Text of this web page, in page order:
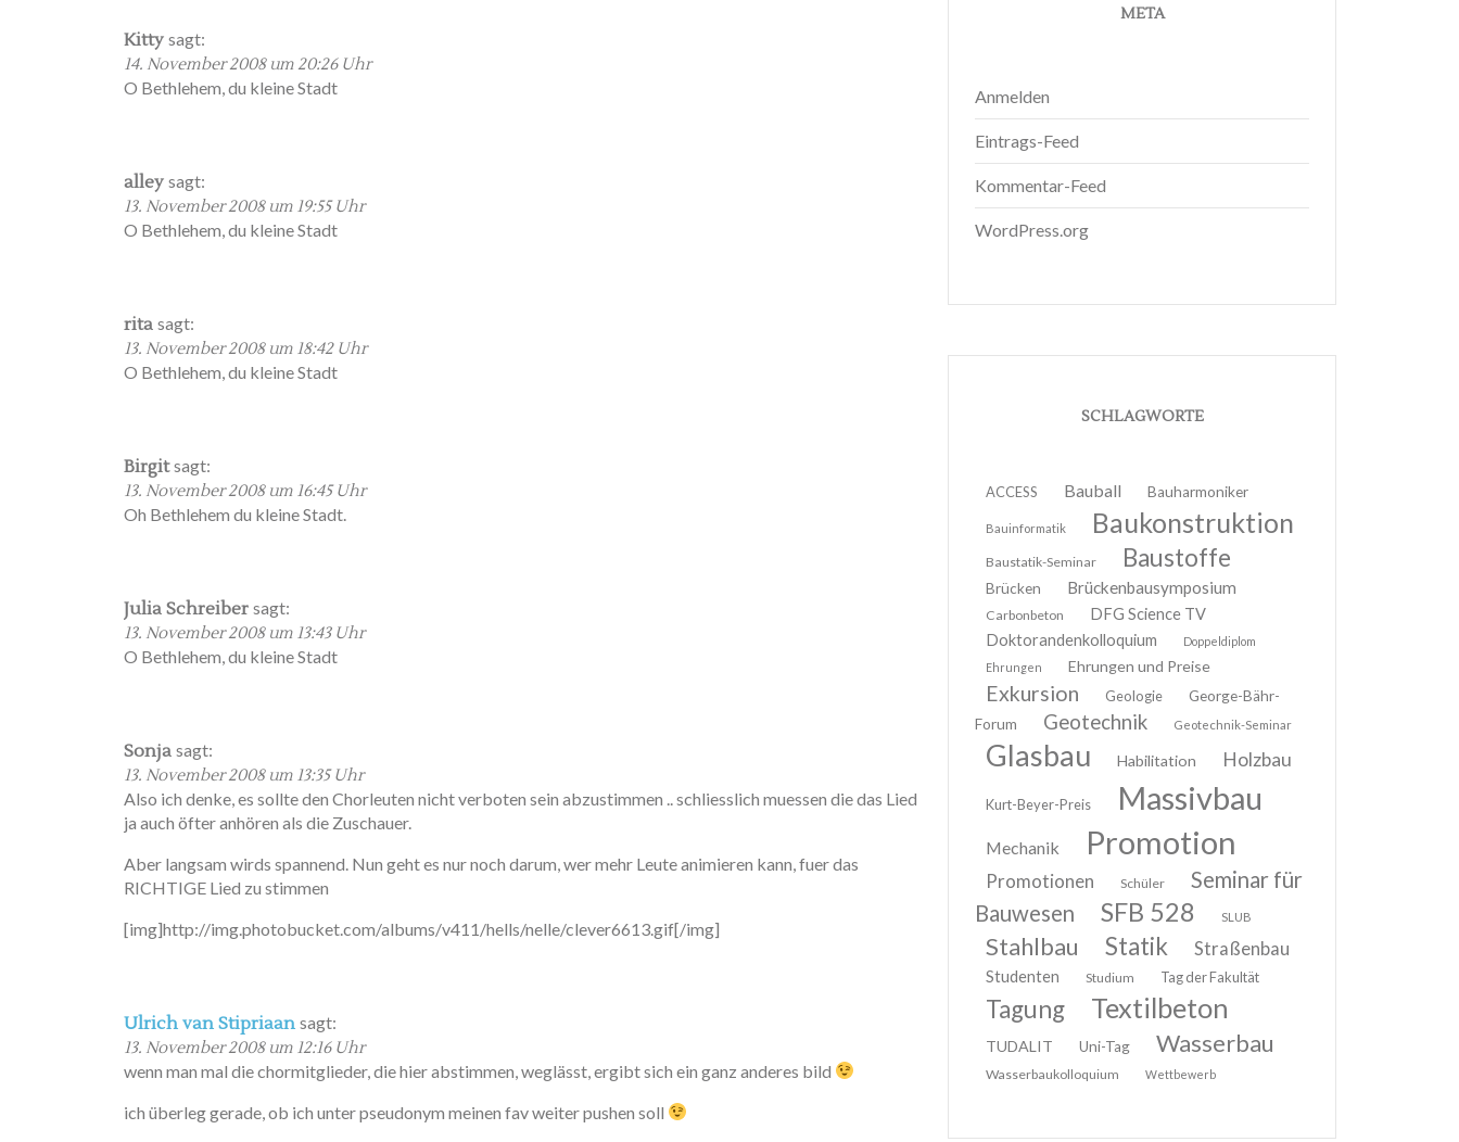
Kitty sagt:
14. November 2008 um 20:26 Uhr
O Bethlehem, du kleine Stadt
alley sagt:
13. November 2008 um 19:55 Uhr
O Bethlehem, du kleine Stadt
rita sagt:
13. November 2008 um 18:42 Uhr
O Bethlehem, du kleine Stadt
Birgit sagt:
13. November 2008 um 16:45 Uhr
Oh Bethlehem du kleine Stadt.
Julia Schreiber sagt:
13. November 2008 um 13:43 Uhr
O Bethlehem, du kleine Stadt
Sonja sagt:
13. November 2008 um 13:35 Uhr
Also ich denke, es sollte den Chorleuten nicht verboten sein abzustimmen .. schliesslich muessen die das Lied
ja auch öfter anhören als die Zuschauer.
Aber langsam wirds spannend. Nun geht es nur noch darum, wer mehr Leute animieren kann, fuer das
RICHTIGE Lied zu stimmen
[img]http://img.photobucket.com/albums/v411/hells/nelle/clever6613.gif[/img]
Ulrich van Stipriaan sagt:
13. November 2008 um 12:16 Uhr
wenn man mal die chormitglieder, die hier abstimmen, weglässt, ergibt sich ein ganz anderes bild
ich überleg gerade, ob ich unter pseudonym meinen fav weiter pushen soll
META
Anmelden
Eintrags-Feed
Kommentar-Feed
WordPress.org
SCHLAGWORTE
ACCESS Bauball Bauharmoniker
Bauinformatik Baukonstruktion
Baustatik-Seminar Baustoffe
Brücken Brückenbausymposium
Carbonbeton
DFG Science TV
Doktorandenkolloquium
Doppeldiplom
Ehrungen
Ehrungen und Preise
Exkursion Geologie
George-Bähr-
Forum
Geotechnik Geotechnik-Seminar
Glasbau Habilitation Holzbau
Kurt-Beyer-Preis Massivbau
Mechanik Promotion
Promotionen Schüler
Seminar für
Bauwesen
SFB 528 SLUB
Stahlbau Statik Straßenbau
Studenten Studium Tag der Fakultät
Tagung Textilbeton
TUDALIT Uni-Tag Wasserbau
Wasserbaukolloquium Wettbewerb